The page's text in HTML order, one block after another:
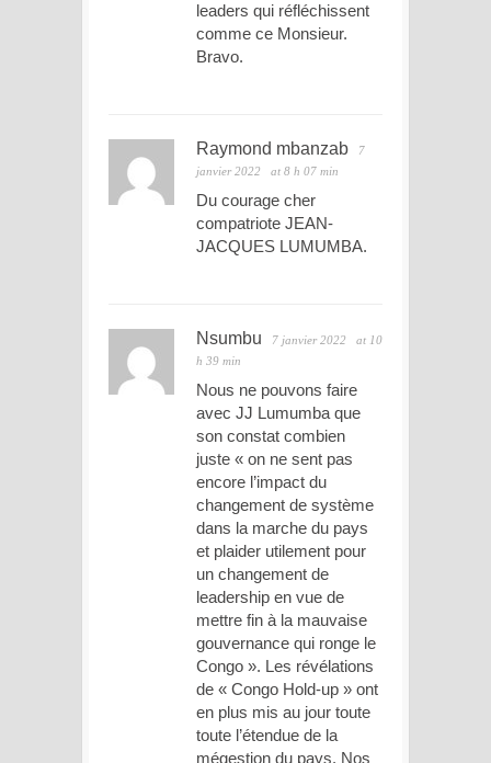
leaders qui réfléchissent
comme ce Monsieur.
Bravo.
Raymond mbanzab
7
janvier 2022
at 8 h 07 min
Du courage cher
compatriote JEAN-
JACQUES LUMUMBA.
Nsumbu 7 janvier 2022
at 10
h 39 min
Nous ne pouvons faire
avec JJ Lumumba que
son constat combien
juste « on ne sent pas
encore l’impact du
changement de système
dans la marche du pays
et plaider utilement pour
un changement de
leadership en vue de
mettre fin à la mauvaise
gouvernance qui ronge le
Congo ». Les révélations
de « Congo Hold-up » ont
en plus mis au jour toute
toute l’étendue de la
mégestion du pays. Nos